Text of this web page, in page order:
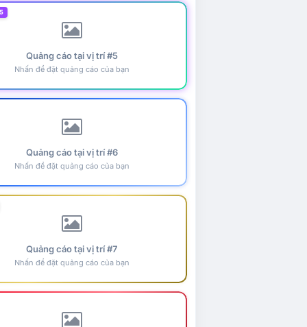
Quảng cáo tại vị trí #5
Nhấn để đặt quảng cáo của bạn
Quảng cáo tại vị trí #6
Nhấn để đặt quảng cáo của bạn
Quảng cáo tại vị trí #7
Nhấn để đặt quảng cáo của bạn